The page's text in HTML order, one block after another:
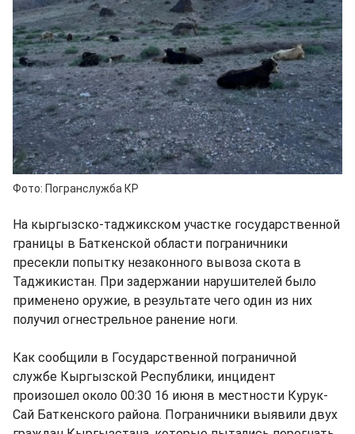
Фото: Погранслужба КР
На кыргызско-таджикском участке государственной
границы в Баткенской области пограничники
пресекли попытку незаконного вывоза скота в
Таджикистан. При задержании нарушителей было
применено оружие, в результате чего один из них
получил огнестрельное ранение ноги.
Как сообщили в Государственной пограничной
службе Кыргызской Республики, инцидент
произошел около 00:30 16 июня в местности Курук-
Сай Баткенского района. Пограничники выявили двух